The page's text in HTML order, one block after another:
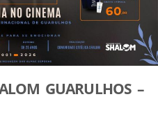
GUARULHOS –